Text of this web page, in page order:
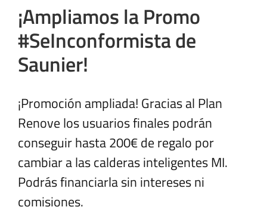
¡Ampliamos la Promo
#SeInconformista de
Saunier!
¡Promoción ampliada! Gracias al Plan
Renove los usuarios finales podrán
conseguir hasta 200€ de regalo por
cambiar a las calderas inteligentes MI.
Podrás financiarla sin intereses ni
comisiones.